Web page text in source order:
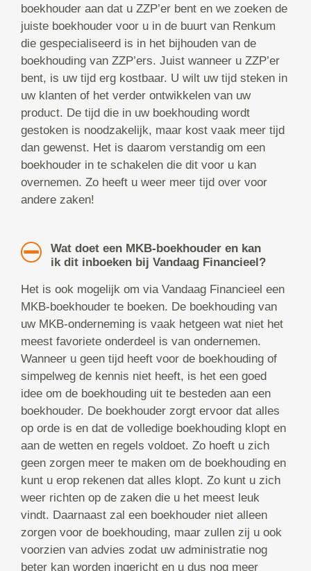
boekhouder aan dat u ZZP’er bent en we zoeken de
juiste boekhouder voor u in de buurt van Renkum
die gespecialiseerd is in het bijhouden van de
boekhouding van ZZP’ers. Juist wanneer u ZZP’er
bent, is uw tijd erg kostbaar. U wilt uw tijd steken in
uw klanten of het verder ontwikkelen van uw
product. De tijd die in uw boekhouding wordt
gestoken is noodzakelijk, maar kost vaak meer tijd
dan gewenst. Het is daarom verstandig om een
boekhouder in te schakelen die dit voor u kan
overnemen. Zo heeft u weer meer tijd over voor
andere zaken!
Wat doet een MKB-boekhouder en kan
ik dit inboeken bij Vandaag Financieel?
Het is ook mogelijk om via Vandaag Financieel een
MKB-boekhouder te boeken. De boekhouding van
uw MKB-onderneming is vaak hetgeen wat niet het
meest favoriete onderdeel is van ondernemen.
Wanneer u geen tijd heeft voor de boekhouding of
simpelweg de kennis niet heeft, is het een goed
idee om de boekhouding uit te besteden aan een
boekhouder. De boekhouder zorgt ervoor dat alles
op orde is en dat de volledige boekhouding klopt en
aan de wetten en regels voldoet. Zo hoeft u zich
geen zorgen meer te maken om de boekhouding en
kunt u erop rekenen dat alles klopt. Zo kunt u zich
weer richten op de zaken die u het meest leuk
vindt. Daarnaast zal een boekhouder niet alleen
zorgen voor de boekhouding, maar zullen zij u ook
voorzien van advies zodat uw administratie nog
beter kan worden ingericht en u dus nog meer